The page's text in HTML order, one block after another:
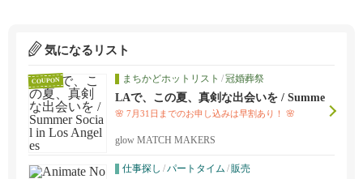
気になるリスト
まちかどホットリスト /冠婚葬祭
LAで、この夏、真剣な出会いを / Summe
r Social in Los Angeles
🌸 7月31日までのお申し込みは早割あり！ 🌸
glow MATCH MAKERS
COUPON
仕事探し /パートタイム /販売